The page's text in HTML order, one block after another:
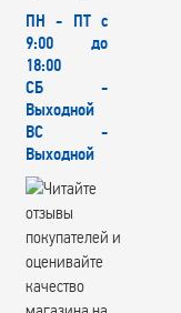
ПН - ПТ с
9:00 до
18:00
СБ -
Выходной
ВС -
Выходной